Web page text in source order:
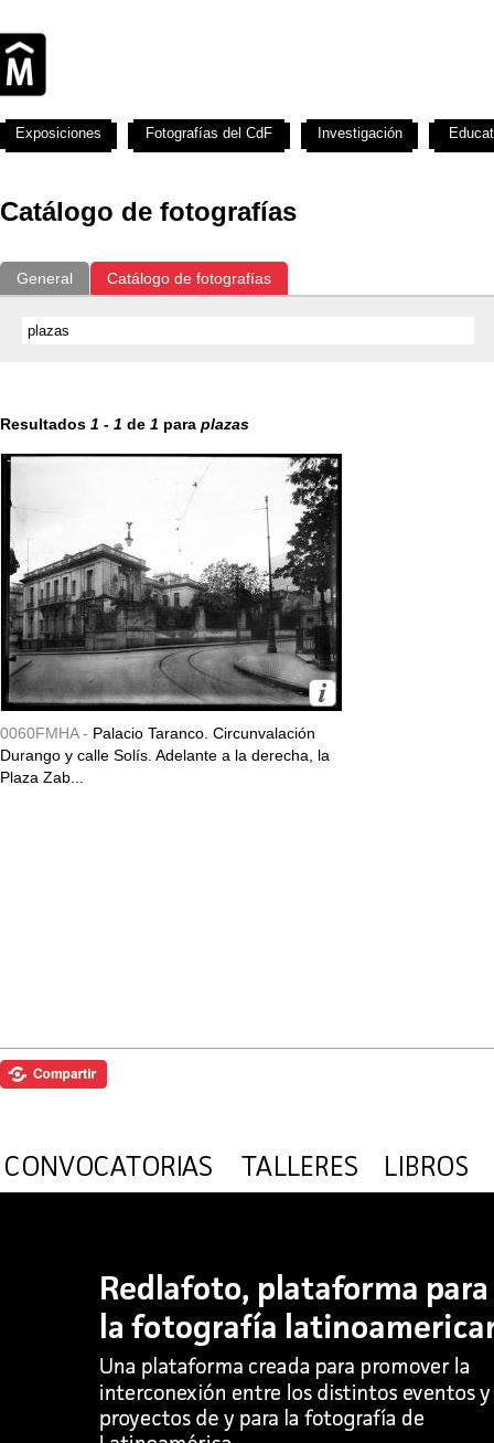
Catálogo de fotografías
General Catálogo de fotografías
Resultados 1 - 1 de 1 para plazas
0060FMHA - Palacio Taranco. Circunvalación
Durango y calle Solís. Adelante a la derecha, la
Plaza Zab...
Exposiciones Fotografías del CdF Investigación